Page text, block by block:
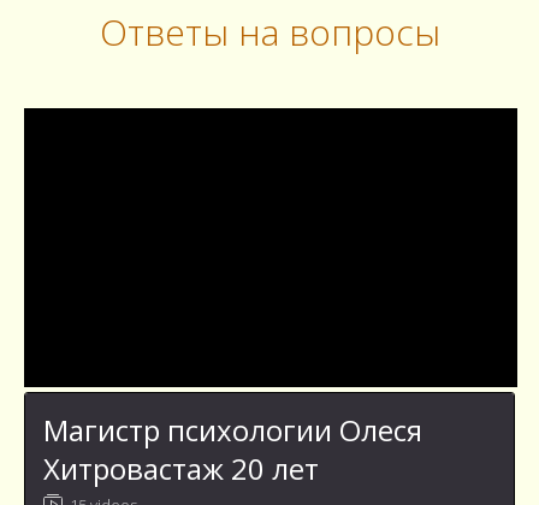
Ответы на вопросы
Магистр психологии Олеся
Хитровастаж 20 лет